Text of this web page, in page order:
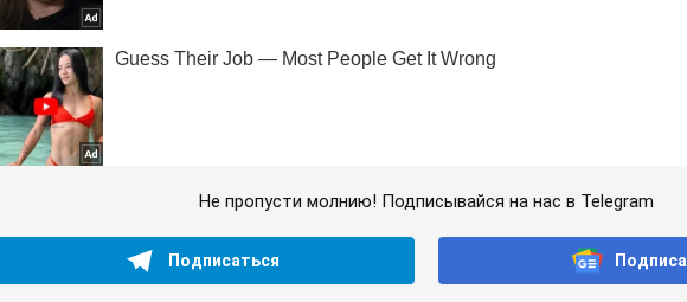
Не пропусти молнию! Подписывайся на нас в Telegram
Подписаться